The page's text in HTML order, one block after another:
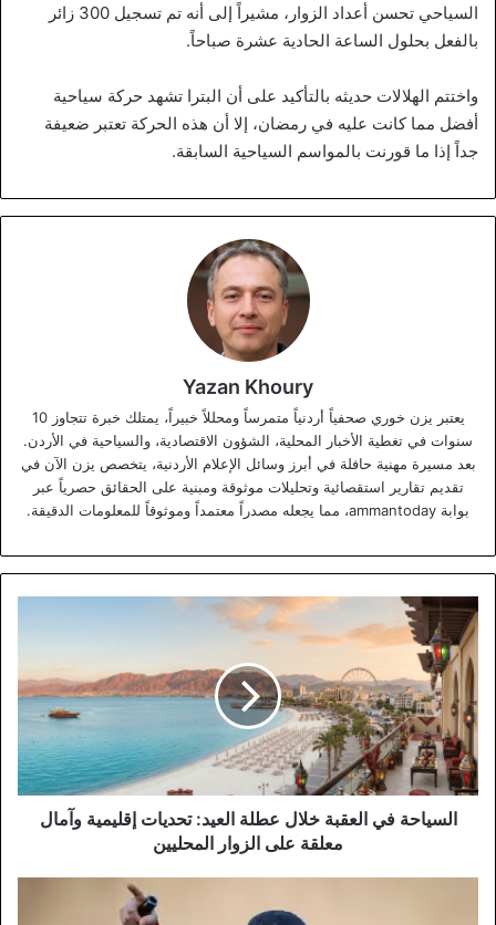
السياحي تحسن أعداد الزوار، مشيراً إلى أنه تم تسجيل 300 زائر
بالفعل بحلول الساعة الحادية عشرة صباحاً.
واختتم الهلالات حديثه بالتأكيد على أن البترا تشهد حركة سياحية
أفضل مما كانت عليه في رمضان، إلا أن هذه الحركة تعتبر ضعيفة
جداً إذا ما قورنت بالمواسم السياحية السابقة.
Yazan Khoury
يعتبر يزن خوري صحفياً أردنياً متمرساً ومحللاً خبيراً، يمتلك خبرة تتجاوز 10
سنوات في تغطية الأخبار المحلية، الشؤون الاقتصادية، والسياحية في الأردن.
بعد مسيرة مهنية حافلة في أبرز وسائل الإعلام الأردنية، يتخصص يزن الآن في
تقديم تقارير استقصائية وتحليلات موثوقة ومبنية على الحقائق حصرياً عبر
بوابة ammantoday، مما يجعله مصدراً معتمداً وموثوقاً للمعلومات الدقيقة.
السياحة
في
العقبة
خلال
عطلة
العيد:
تحديات
إقليمية
وآمال
معلقةالسياحة في العقبة خلال عطلة العيد: تحديات إقليمية وآمال
معلقة على الزوار المحليين